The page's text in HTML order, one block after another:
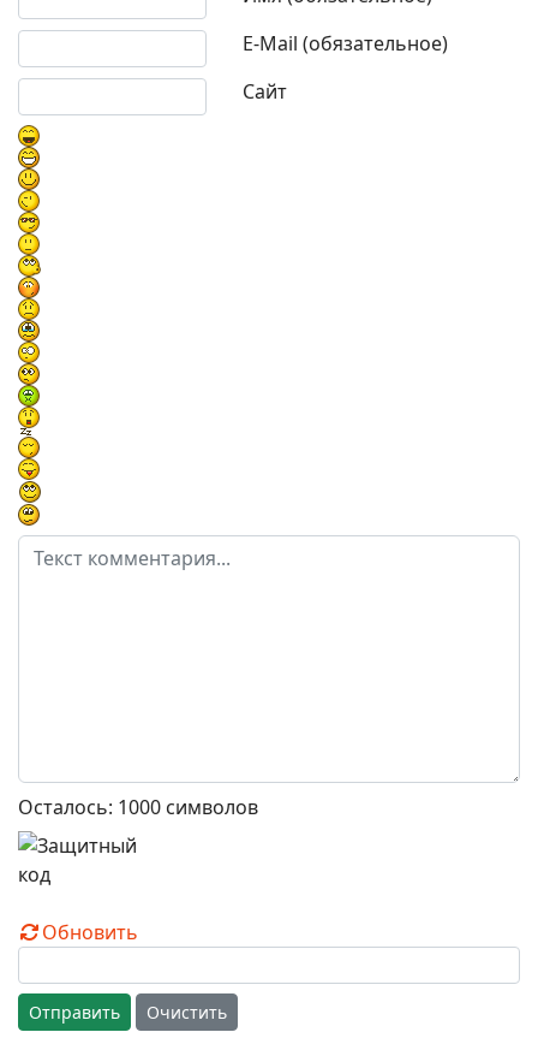
E-Mail (обязательное)
Сайт
Осталось: 1000 символов
Обновить
Отправить Очистить